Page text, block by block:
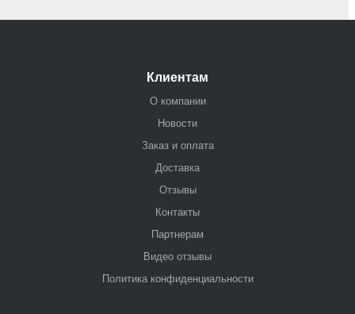
Клиентам
О компании
Новости
Заказ и оплата
Доставка
Отзывы
Контакты
Партнерам
Видео отзывы
Политика конфиденциальности